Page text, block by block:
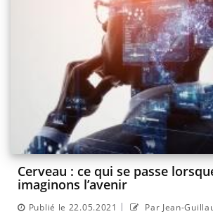
Cerveau : ce qui se passe
imaginons l’avenir
Publié le 22.05.2021 | Par Jean-